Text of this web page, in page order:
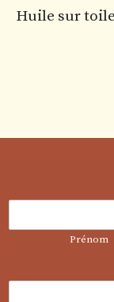
Huile sur
Prénom